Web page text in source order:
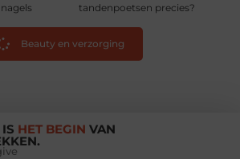
tandenpoetsen precies?
Beauty en verzorging
HET BEGIN VAN